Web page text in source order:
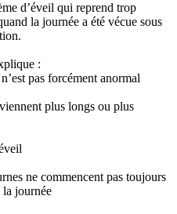
d’éveil qui reprend trop
la journée a été vécue sous
:
pas forcément anormal
plus longs ou plus
ne commencent pas toujours
journée